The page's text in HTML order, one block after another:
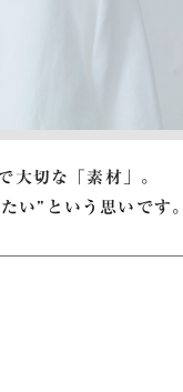
切な「素材」。
い”という思いです。